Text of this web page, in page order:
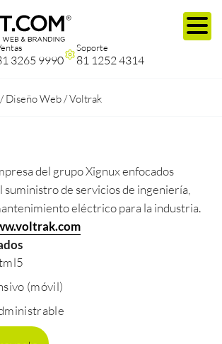
3265 9990
Soporte
81 1252 4314
/Diseño Web /Voltrak
del grupo Xignux enfocados
suministro de servicios de ingeniería,
eléctrico para la industria.
(móvil)